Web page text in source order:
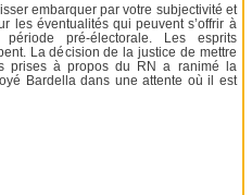
embarquer par votre subjectivité et
les éventualités qui peuvent s’offrir à
pré-électorale. Les esprits
La décision de la justice de mettre
prises à propos du RN a ranimé la
Bardella dans une attente où il est